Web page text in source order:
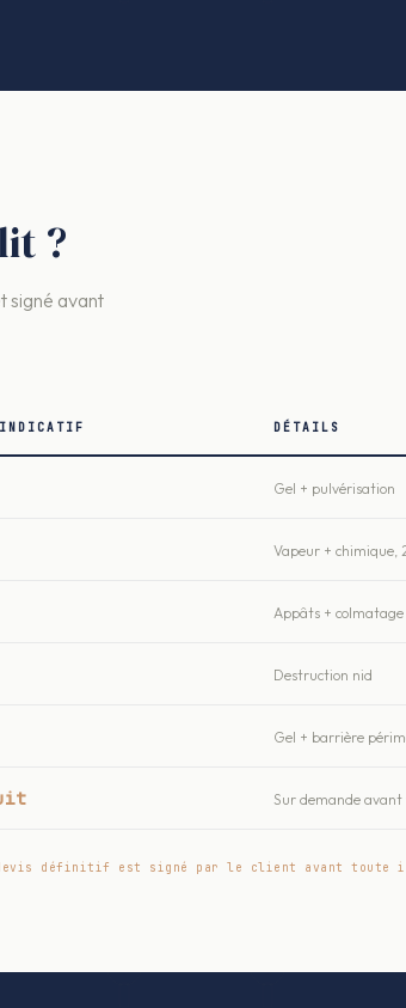
?
signé avant
DÉTAILS
Gel + pulvérisation
Vapeur + chimique,
Appâts + colmatage
Destruction nid
Gel + barrière
Sur demande
définitif est signé par le client avant toute